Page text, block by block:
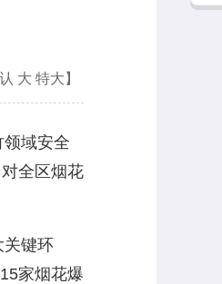
大 特大 】
域安全
全区烟花
键环
家烟花爆